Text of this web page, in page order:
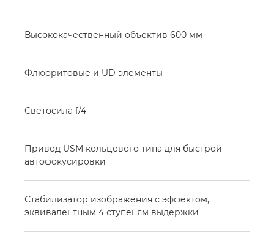
Высококачественный объектив 600 мм
Флюоритовые и UD элементы
Светосила f/4
Привод USM кольцевого типа для быстрой
автофокусировки
Стабилизатор изображения с эффектом,
эквивалентным 4 ступеням выдержки